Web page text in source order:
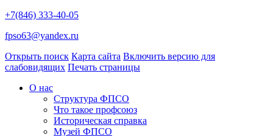
+7(846) 333-40-05
fpso63@yandex.ru
Открыть поиск Карта сайта Включить версию для
слабовидящих Печать страницы
О нас
Структура ФПСО
Что такое профсоюз
Историческая справка
Музей ФПСО